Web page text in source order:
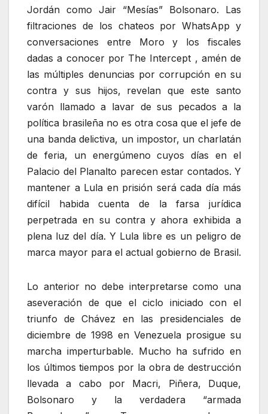
Jordán como Jair “Mesías” Bolsonaro. Las
filtraciones de los chateos por WhatsApp y
conversaciones entre Moro y los fiscales
dadas a conocer por The Intercept , amén de
las múltiples denuncias por corrupción en su
contra y sus hijos, revelan que este santo
varón llamado a lavar de sus pecados a la
política brasileña no es otra cosa que el jefe de
una banda delictiva, un impostor, un charlatán
de feria, un energúmeno cuyos días en el
Palacio del Planalto parecen estar contados. Y
mantener a Lula en prisión será cada día más
difícil habida cuenta de la farsa jurídica
perpetrada en su contra y ahora exhibida a
plena luz del día. Y Lula libre es un peligro de
marca mayor para el actual gobierno de Brasil.
Lo anterior no debe interpretarse como una
aseveración de que el ciclo iniciado con el
triunfo de Chávez en las presidenciales de
diciembre de 1998 en Venezuela prosigue su
marcha imperturbable. Mucho ha sufrido en
los últimos tiempos por la obra de destrucción
llevada a cabo por Macri, Piñera, Duque,
Bolsonaro y la verdadera “armada